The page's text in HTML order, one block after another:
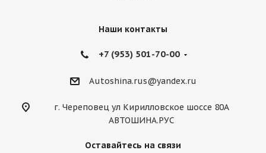
Наши контакты
+7 (953) 501-70-00
Autoshina.rus@yandex.ru
г. Череповец ул Кирилловское шоссе 80А
АВТОШИНА.РУС
Оставайтесь на связи